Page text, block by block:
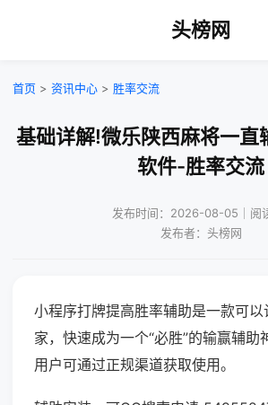
头榜网
首页 > 资讯中心 > 胜率交流
基础详解!微乐陕西麻将一直
软件-胜率交流
发布时间：2026-08-05｜阅
发布者：头榜网
小程序打牌提高胜率辅助是一款可
家，快速成为一个“必胜”的输赢辅助
用户可通过正规渠道获取使用。